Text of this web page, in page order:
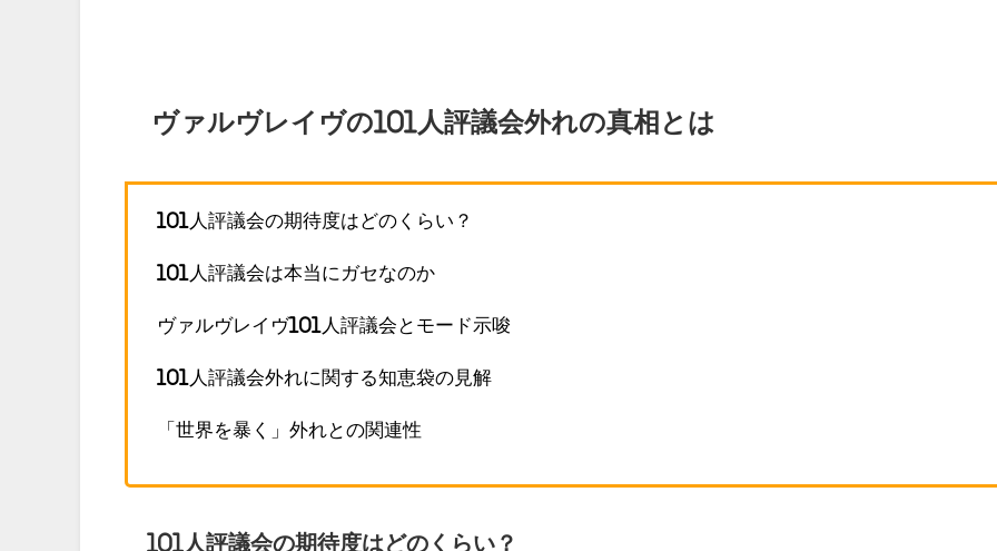
ヴァルヴレイヴの101人評議会外れの真相とは
101人評議会の期待度はどのくらい？
101人評議会は本当にガセなのか
ヴァルヴレイヴ101人評議会とモード示唆
101人評議会外れに関する知恵袋の見解
「世界を暴く」外れとの関連性
101人評議会の期待度はどのくらい？